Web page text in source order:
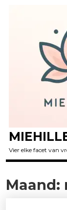
Vier elke facet van
Maand: